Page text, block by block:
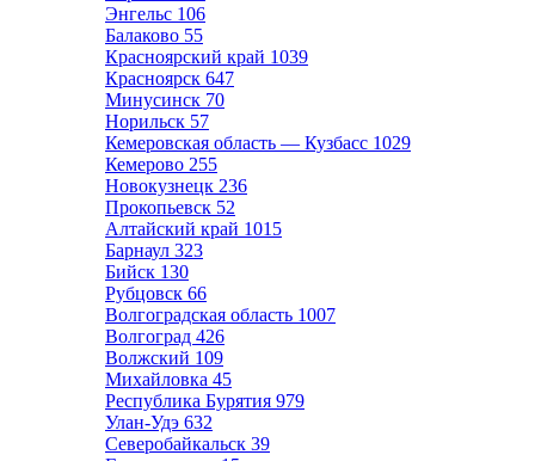
Энгельс 106
Балаково 55
Красноярский край 1039
Красноярск 647
Минусинск 70
Норильск 57
Кемеровская область — Кузбасс 1029
Кемерово 255
Новокузнецк 236
Прокопьевск 52
Алтайский край 1015
Барнаул 323
Бийск 130
Рубцовск 66
Волгоградская область 1007
Волгоград 426
Волжский 109
Михайловка 45
Республика Бурятия 979
Улан-Удэ 632
Северобайкальск 39